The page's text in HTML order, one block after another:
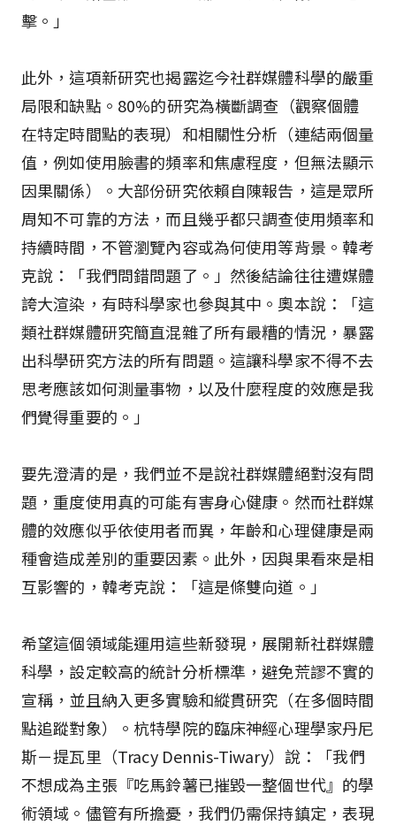
擊。」
此外，這項新研究也揭露迄今社群媒體科學的嚴重
局限和缺點。80%的研究為橫斷調查（觀察個體
在特定時間點的表現）和相關性分析（連結兩個量
值，例如使用臉書的頻率和焦慮程度，但無法顯示
因果關係）。大部份研究依賴自陳報告，這是眾所
周知不可靠的方法，而且幾乎都只調查使用頻率和
持續時間，不管瀏覽內容或為何使用等背景。韓考
克說：「我們問錯問題了。」然後結論往往遭媒體
誇大渲染，有時科學家也參與其中。奧本說：「這
類社群媒體研究簡直混雜了所有最糟的情況，暴露
出科學研究方法的所有問題。這讓科學家不得不去
思考應該如何測量事物，以及什麼程度的效應是我
們覺得重要的。」
要先澄清的是，我們並不是說社群媒體絕對沒有問
題，重度使用真的可能有害身心健康。然而社群媒
體的效應似乎依使用者而異，年齡和心理健康是兩
種會造成差別的重要因素。此外，因與果看來是相
互影響的，韓考克說：「這是條雙向道。」
希望這個領域能運用這些新發現，展開新社群媒體
科學，設定較高的統計分析標準，避免荒謬不實的
宣稱，並且納入更多實驗和縱貫研究（在多個時間
點追蹤對象）。杭特學院的臨床神經心理學家丹尼
斯－提瓦里（Tracy Dennis-Tiwary）說：「我們
不想成為主張『吃馬鈴薯已摧毀一整個世代』的學
術領域。儘管有所擔憂，我們仍需保持鎮定，表現